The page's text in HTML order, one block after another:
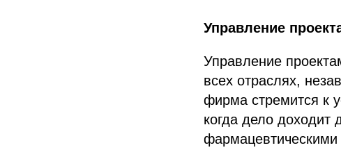
Управление
Управление
всех отраслях,
фирма стремится к
когда дело
фармацевтическими